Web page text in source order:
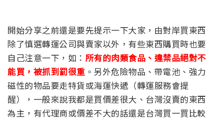
開始分享之前還是要先提示一下大家，由對岸買東西
除了慎選轉運公司與賣家以外，有些東西購買時也要
自己注意一下，如： 所有的肉類食品、違禁品絕對不
能買，被抓到罰很重 。另外危險物品、帶電池、強力
磁性的物品要走特貨或海運快遞（轉運服務會提
醒），一般來說我都是買價差很大、台灣沒賣的東西
為主，有代理商或價差不大的話還是台灣買一買比較